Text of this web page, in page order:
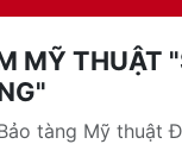
MỸ THUẬT
tàng Mỹ thuật